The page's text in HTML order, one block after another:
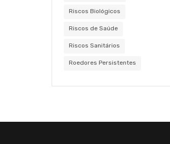
Riscos Biológicos
Riscos de Saúde
Riscos Sanitários
Roedores Persistentes